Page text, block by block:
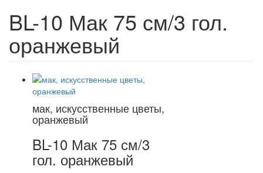
BL-10 Мак 75 см/3 гол.
оранжевый
мак, искусственные цветы,
оранжевый
BL-10 Мак 75 см/3
гол. оранжевый